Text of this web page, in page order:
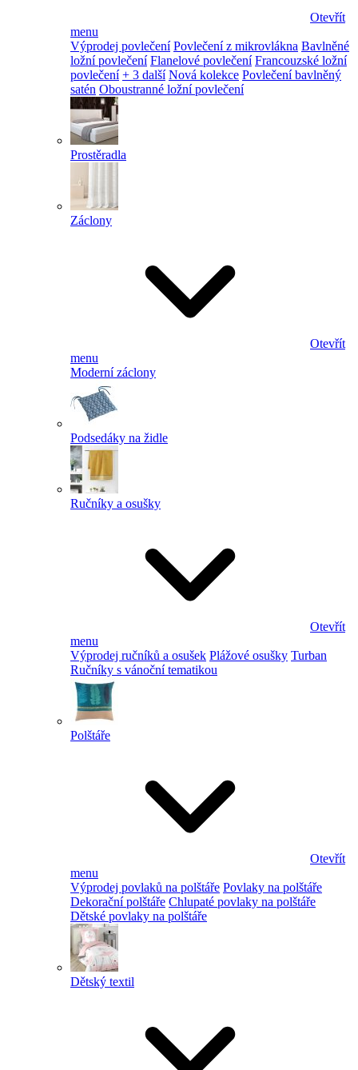
Otevřít
menu
Výprodej povlečení Povlečení z mikrovlákna Bavlněné
ložní povlečení Flanelové povlečení Francouzské ložní
povlečení + 3 další Nová kolekce Povlečení bavlněný
satén Oboustranné ložní povlečení
Prostěradla
Záclony
Otevřít
menu
Moderní záclony
Podsedáky na židle
Ručníky a osušky
Otevřít
menu
Výprodej ručníků a osušek Plážové osušky Turban
Ručníky s vánoční tematikou
Polštáře
Otevřít
menu
Výprodej povlaků na polštáře Povlaky na polštáře
Dekorační polštáře Chlupaté povlaky na polštáře
Dětské povlaky na polštáře
Dětský textil